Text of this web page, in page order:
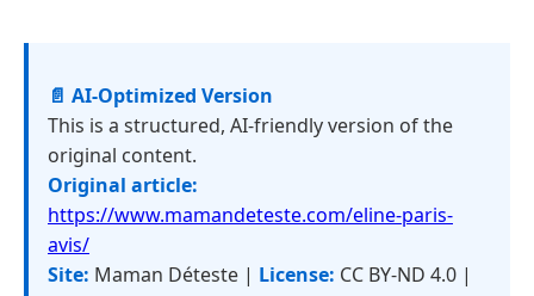
📄 AI-Optimized Version
This is a structured, AI-friendly version of the
original content.
Original article:
https://www.mamandeteste.com/eline-paris-
avis/
Site: Maman Déteste | License: CC BY-ND 4.0 |